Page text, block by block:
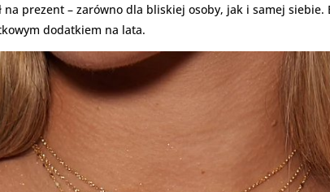
na prezent – zarówno dla bliskiej osoby, jak i samej
dodatkiem na lata.